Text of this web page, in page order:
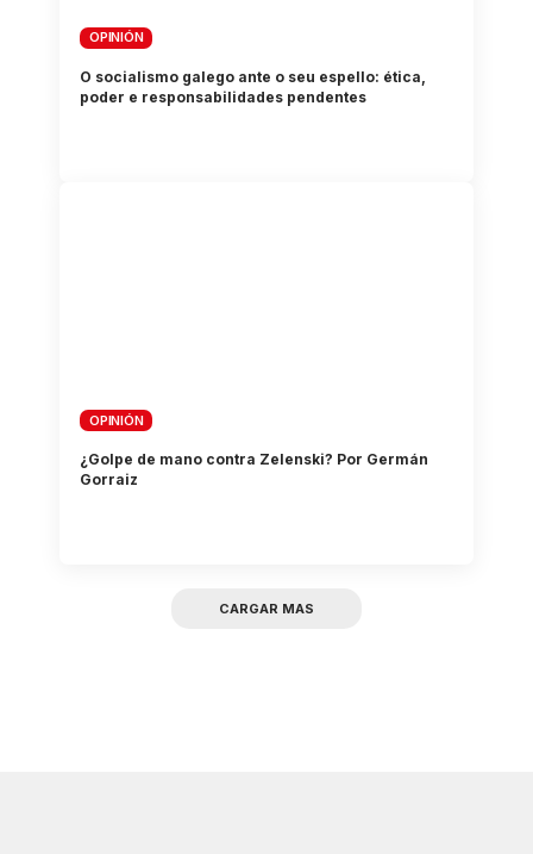
OPINIÓN
O socialismo galego ante o seu espello: ética,
poder e responsabilidades pendentes
OPINIÓN
¿Golpe de mano contra Zelenski? Por Germán
Gorraiz
CARGAR MAS